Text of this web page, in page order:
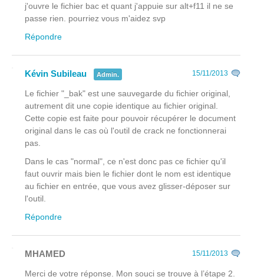
j'ouvre le fichier bac et quant j'appuie sur alt+f11 il ne se
passe rien. pourriez vous m'aidez svp
Répondre
Kévin Subileau Admin. 15/11/2013
Le fichier "_bak" est une sauvegarde du fichier original,
autrement dit une copie identique au fichier original.
Cette copie est faite pour pouvoir récupérer le document
original dans le cas où l'outil de crack ne fonctionnerai
pas.
Dans le cas "normal", ce n'est donc pas ce fichier qu'il
faut ouvrir mais bien le fichier dont le nom est identique
au fichier en entrée, que vous avez glisser-déposer sur
l'outil.
Répondre
MHAMED 15/11/2013
Merci de votre réponse. Mon souci se trouve à l’étape 2.